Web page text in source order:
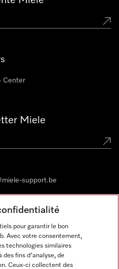
Center
Miele
support.be
pour garantir le bon
Avec votre consentement,
technologies similaires
des fins d'analyse, de
Ceux-ci collectent des